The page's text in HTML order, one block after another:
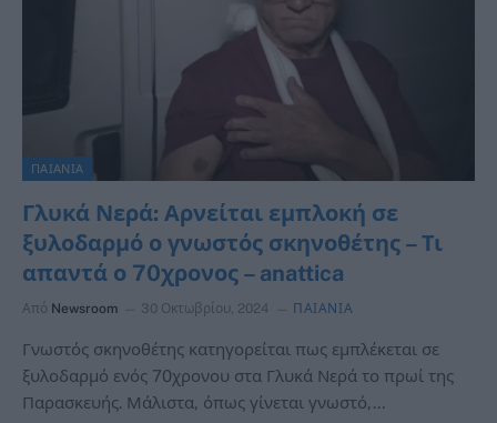
ΠΑΙΑΝΙΑ
Γλυκά Νερά: Αρνείται εμπλοκή σε
ξυλοδαρμό ο γνωστός σκηνοθέτης – Τι
απαντά ο 70χρονος – anattica
Από Newsroom 30 Οκτωβρίου, 2024 ΠΑΙΑΝΙΑ
Γνωστός σκηνοθέτης κατηγορείται πως εμπλέκεται σε
ξυλοδαρμό ενός 70χρονου στα Γλυκά Νερά το πρωί της
Παρασκευής. Μάλιστα, όπως γίνεται γνωστό,…